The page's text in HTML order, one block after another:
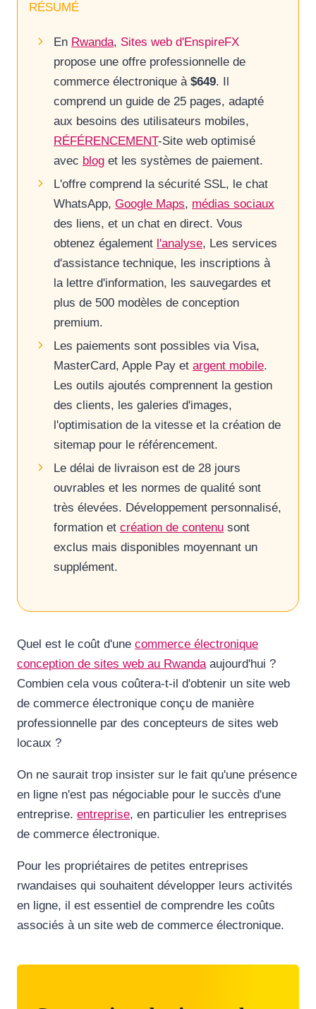
RÉSUMÉ
En Rwanda, Sites web d'EnspireFX
propose une offre professionnelle de
commerce électronique à $649. Il
comprend un guide de 25 pages, adapté
aux besoins des utilisateurs mobiles,
RÉFÉRENCEMENT-Site web optimisé
avec blog et les systèmes de paiement.
L'offre comprend la sécurité SSL, le chat
WhatsApp, Google Maps, médias sociaux
des liens, et un chat en direct. Vous
obtenez également l'analyse, Les services
d'assistance technique, les inscriptions à
la lettre d'information, les sauvegardes et
plus de 500 modèles de conception
premium.
Les paiements sont possibles via Visa,
MasterCard, Apple Pay et argent mobile.
Les outils ajoutés comprennent la gestion
des clients, les galeries d'images,
l'optimisation de la vitesse et la création de
sitemap pour le référencement.
Le délai de livraison est de 28 jours
ouvrables et les normes de qualité sont
très élevées. Développement personnalisé,
formation et création de contenu sont
exclus mais disponibles moyennant un
supplément.
Quel est le coût d'une commerce électronique
conception de sites web au Rwandaaujourd'hui ?
Combien cela vous coûtera-t-il d'obtenir un site web
de commerce électronique conçu de manière
professionnelle par des concepteurs de sites web
locaux ?
On ne saurait trop insister sur le fait qu'une présence
en ligne n'est pas négociable pour le succès d'une
entreprise. entreprise, en particulier les entreprises
de commerce électronique.
Pour les propriétaires de petites entreprises
rwandaises qui souhaitent développer leurs activités
en ligne, il est essentiel de comprendre les coûts
associés à un site web de commerce électronique.